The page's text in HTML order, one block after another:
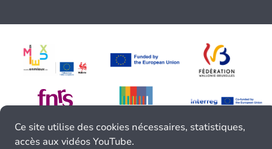
Ce site utilise des cookies nécessaires, statistiques,
accès aux vidéos YouTube.